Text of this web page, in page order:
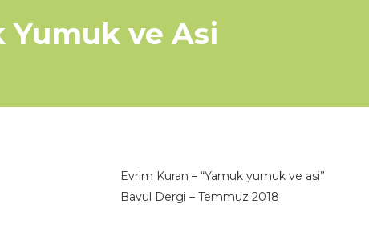
Yumuk ve Asi
Evrim Kuran – “Yamuk yumuk ve asi”
Bavul Dergi – Temmuz 2018